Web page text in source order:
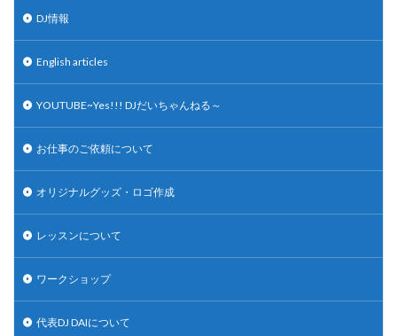
DJ情報
English articles
YOUTUBE~Yes!!! DJだいちゃんねる～
お仕事のご依頼について
オリジナルグッズ・ロゴ作成
レッスンについて
ワークショップ
代表DJ DAIについて